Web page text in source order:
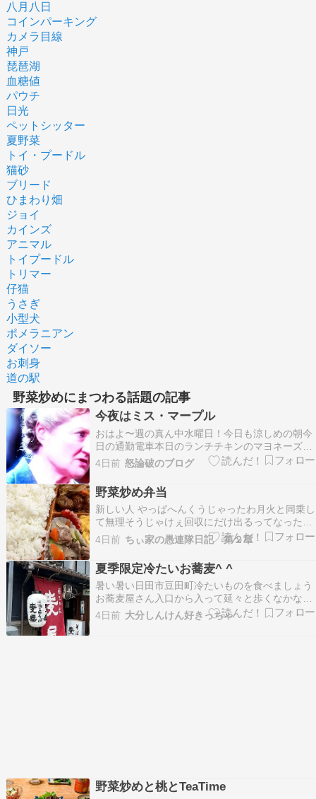
八月八日
コインパーキング
カメラ目線
神戸
琵琶湖
血糖値
パウチ
日光
ペットシッター
夏野菜
トイ・プードル
猫砂
ブリード
ひまわり畑
ジョイ
カインズ
アニマル
トイプードル
トリマー
仔猫
うさぎ
小型犬
ポメラニアン
ダイソー
お刺身
道の駅
野菜炒めにまつわる話題の記事
今夜はミス・マープル
おはよ〜週の真ん中水曜日！今日も涼しめの朝今
日の通勤電車本日のランチチキンのマヨネーズ焼
きとかぼちゃコロッケの弁当水曜日終わり〜帰り
ま〜す！ε≡( '-' )午後から結構暑くなったよ今は気
温少し下がってきた帰宅万歩計は10000歩チョイ
今日の晩ごはんは野菜炒め今日の録画はアガサ…
4日前 怒論破のブログ
野菜炒め弁当
新しい人 やっぱへんくうじゃったわ月火と同乗し
て無理そうじゃけぇ回収にだけ出るってなったら
しく昨日昼から来た自家用車を止めるのに止める
とこがいけんかってカシワイさんが ちょちょちょ
ちょちょちゅうてったんて帰ろうとしたら外で新
しい人がカシワイさんにぶち言いよるそんなつも
りで言った…
4日前 ちぃ家の愚連隊日記 第２章
夏季限定冷たいお蕎麦^ ^
暑い暑い日田市豆田町冷たいものを食べましょう
お蕎麦屋さん入口から入って延々と歩くなかなか
着かないけど おお見えたお店 良い雰囲気ですね
お蕎麦屋さんではだし巻き玉子????頼んじゃう
4日前 大分しんけん好きっちゃ
野菜炒めと桃とTeaTime